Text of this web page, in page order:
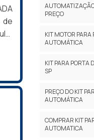
de
PREÇO
KIT MOTOR PARA
AUTOMÁTICA
KIT PARA PORTA
SP
PREÇO DO KIT
AUTOMÁTICA
COMPRAR KIT
AUTOMATICA